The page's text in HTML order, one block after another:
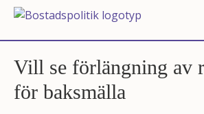
Vill se förlängning av
för baksmälla